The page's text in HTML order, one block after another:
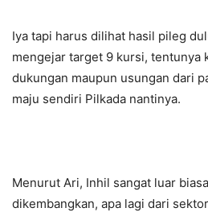
Iya tapi harus dilihat hasil pileg
mengejar target 9 kursi, tentunya
dukungan maupun usungan dari
maju sendiri Pilkada nantinya.
Menurut Ari, Inhil sangat luar
dikembangkan, apa lagi dari